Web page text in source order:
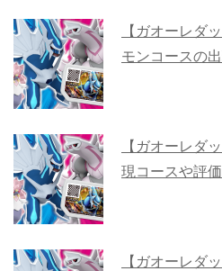
【ガオーレダ
モンコースの
【ガオーレダ
現コースや評
【ガオーレダ